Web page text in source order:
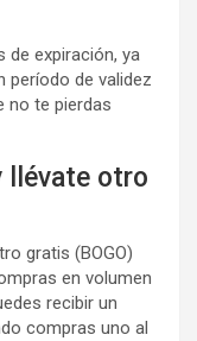
de expiración, ya
período de validez
no te pierdas
llévate otro
gratis (BOGO)
en volumen
recibir un
compras uno al